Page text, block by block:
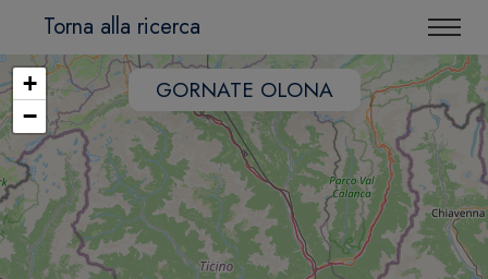
Torna alla ricerca
GORNATE OLONA
+
−